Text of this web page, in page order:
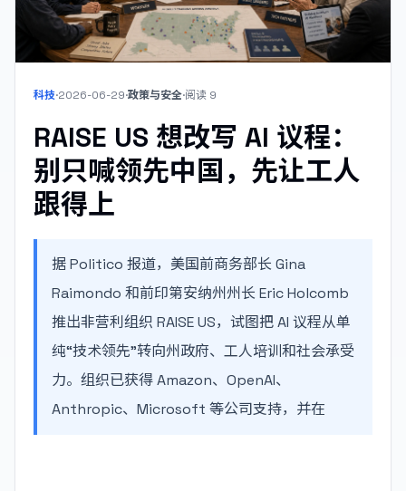
科技·2026-06-29·政策与安全·阅读 9
RAISE US 想改写 AI 议程：
别只喊领先中国，先让工人
跟得上
据 Politico 报道，美国前商务部长 Gina
Raimondo 和前印第安纳州州长 Eric Holcomb
推出非营利组织 RAISE US，试图把 AI 议程从单
纯“技术领先”转向州政府、工人培训和社会承受
力。组织已获得 Amazon、OpenAI、
Anthropic、Microsoft 等公司支持，并在